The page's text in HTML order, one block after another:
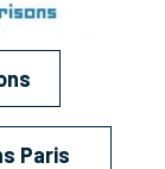
Paris